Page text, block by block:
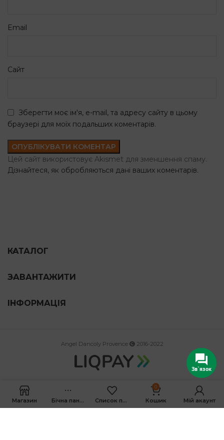
Email
Сайт
Зберегти моє ім'я, e-mail, та адресу сайту в цьому
браузері для моїх подальших коментарів.
Цей сайт використовує Akismet для зменшення спаму.
Дізнайтеся, як обробляються дані ваших коментарів.
КАТАЛОГ
ЗАВАНТАЖИТИ
ІНФОРМАЦІЯ
Angel Dancoly Provence 2016-2022
Магазин Бічна панель Список побажань
0
Кошик Мій акаунт
Зв`язок